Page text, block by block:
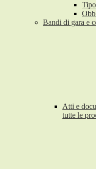
Bandi di gara e
Atti e
tutte le